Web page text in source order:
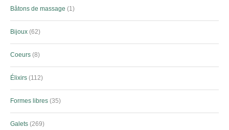
Bâtons de massage 1
Bijoux 62
Coeurs 8
Élixirs 112
Formes libres 35
Galets 269